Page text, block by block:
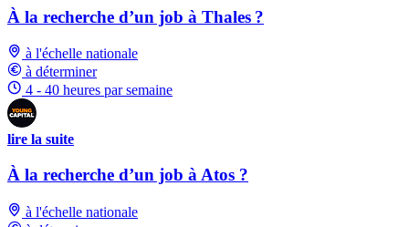
À la recherche d’un job à Thales ?
à l'échelle nationale
à déterminer
4 - 40 heures par semaine
lire la suite
À la recherche d’un job à Atos ?
à l'échelle nationale